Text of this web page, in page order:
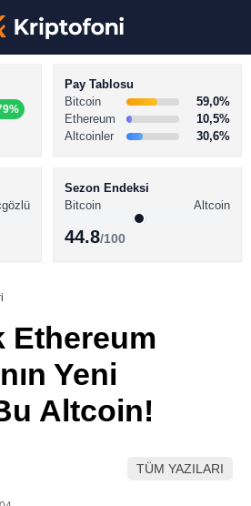
Youtube
Pay Tablosu
Bitcoin
59,0%
Ethereum
10,5%
Altcoinler
30,6%
Sezon Endeksi
Bitcoin
Altcoin
44.8/100
Ethereum
Yeni
Altcoin!
TÜM YAZILARI